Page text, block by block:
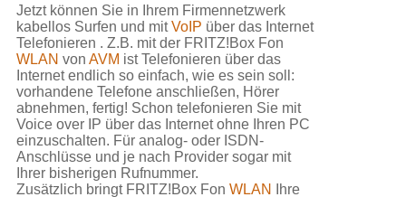
Jetzt können Sie in Ihrem Firmennetzwerk
kabellos Surfen und mitVoIP über das Internet
Telefonieren . Z.B. mit der FRITZ!Box Fon
WLAN vonAVM ist Telefonieren über das
Internet endlich so einfach, wie es sein soll:
vorhandene Telefone anschließen, Hörer
abnehmen, fertig! Schon telefonieren Sie mit
Voice over IP über das Internet ohne Ihren PC
einzuschalten. Für analog- oder ISDN-
Anschlüsse und je nach Provider sogar mit
Ihrer bisherigen Rufnummer.
Zusätzlich bringt FRITZ!Box FonWLAN
Ihre